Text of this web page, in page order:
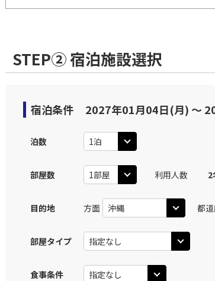
JTA065 福岡
20:45
沖縄(那覇)
22:30
上記航空便のクラスJを利用する ○
STEP② 宿泊施設選択
宿泊条件 2027年01月04日(月) 〜
泊数
部屋数 利用人数 2
目的地 方面 都
部屋タイプ
食事条件